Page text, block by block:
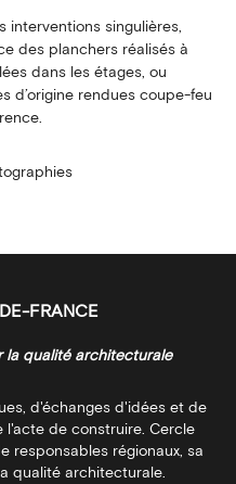
interventions singulières,
des planchers réalisés à
dans les étages, ou
d’origine rendues coupe-feu
FRANCE
la qualité architecturale
d'échanges d'idées et de
de construire. Cercle
responsables régionaux, sa
qualité architecturale.